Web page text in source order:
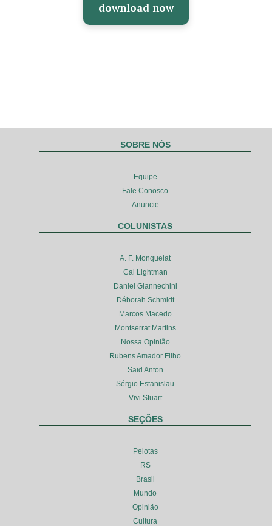
download now
SOBRE NÓS
Equipe
Fale Conosco
Anuncie
COLUNISTAS
A. F. Monquelat
Cal Lightman
Daniel Giannechini
Déborah Schmidt
Marcos Macedo
Montserrat Martins
Nossa Opinião
Rubens Amador Filho
Said Anton
Sérgio Estanislau
Vivi Stuart
SEÇÕES
Pelotas
RS
Brasil
Mundo
Opinião
Cultura